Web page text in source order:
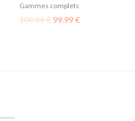
Gammes complets
109.99€ 99.99€